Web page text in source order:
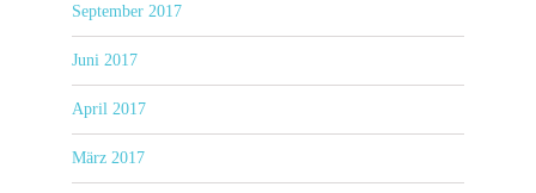
September 2017
Juni 2017
April 2017
März 2017